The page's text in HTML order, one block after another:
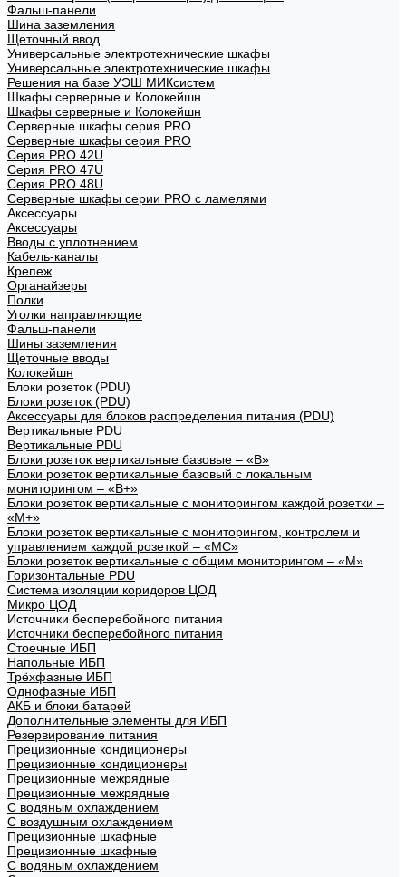
Фальш-панели
Шина заземления
Щеточный ввод
Универсальные электротехнические шкафы
Универсальные электротехнические шкафы
Решения на базе УЭШ МИКсистем
Шкафы серверные и Колокейшн
Шкафы серверные и Колокейшн
Серверные шкафы серия PRO
Серверные шкафы серия PRO
Серия PRO 42U
Серия PRO 47U
Серия PRO 48U
Серверные шкафы серии PRO с ламелями
Аксессуары
Аксессуары
Вводы с уплотнением
Кабель-каналы
Крепеж
Органайзеры
Полки
Уголки направляющие
Фальш-панели
Шины заземления
Щеточные вводы
Колокейшн
Блоки розеток (PDU)
Блоки розеток (PDU)
Аксессуары для блоков распределения питания (PDU)
Вертикальные PDU
Вертикальные PDU
Блоки розеток вертикальные базовые – «В»
Блоки розеток вертикальные базовый с локальным
мониторингом – «В+»
Блоки розеток вертикальные с мониторингом каждой розетки –
«М+»
Блоки розеток вертикальные с мониторингом, контролем и
управлением каждой розеткой – «МС»
Блоки розеток вертикальные с общим мониторингом – «М»
Горизонтальные PDU
Система изоляции коридоров ЦОД
Микро ЦОД
Источники бесперебойного питания
Источники бесперебойного питания
Стоечные ИБП
Напольные ИБП
Трёхфазные ИБП
Однофазные ИБП
АКБ и блоки батарей
Дополнительные элементы для ИБП
Резервирование питания
Прецизионные кондиционеры
Прецизионные кондиционеры
Прецизионные межрядные
Прецизионные межрядные
С водяным охлаждением
С воздушным охлаждением
Прецизионные шкафные
Прецизионные шкафные
С водяным охлаждением